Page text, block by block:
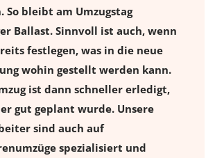
So bleibt am Umzugstag
Ballast. Sinnvoll ist auch, wenn
festlegen, was in die neue
wohin gestellt werden kann.
ist dann schneller erledigt,
gut geplant wurde. Unsere
sind auch auf
spezialisiert und